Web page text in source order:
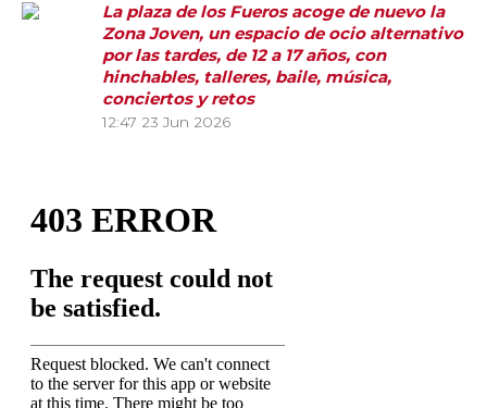
La plaza de los Fueros acoge de nuevo la
Zona Joven, un espacio de ocio alternativo
por las tardes, de 12 a 17 años, con
hinchables, talleres, baile, música,
conciertos y retos
12:47 23 Jun 2026